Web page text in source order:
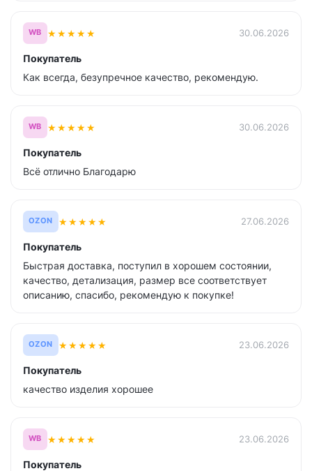
WB ★★★★★ 30.06.2026
Покупатель
Как всегда, безупречное качество, рекомендую.
WB ★★★★★ 30.06.2026
Покупатель
Всё отлично Благодарю
OZON ★★★★★ 27.06.2026
Покупатель
Быстрая доставка, поступил в хорошем состоянии,
качество, детализация, размер все соответствует
описанию, спасибо, рекомендую к покупке!
OZON ★★★★★ 23.06.2026
Покупатель
качество изделия хорошее
WB ★★★★★ 23.06.2026
Покупатель